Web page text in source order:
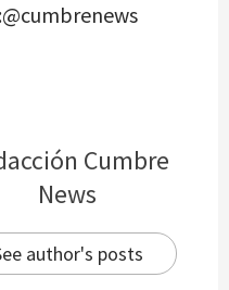
Cumbre
News
author's posts